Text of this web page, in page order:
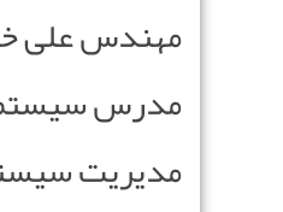
مهندس علی
مدرس
مدیریت